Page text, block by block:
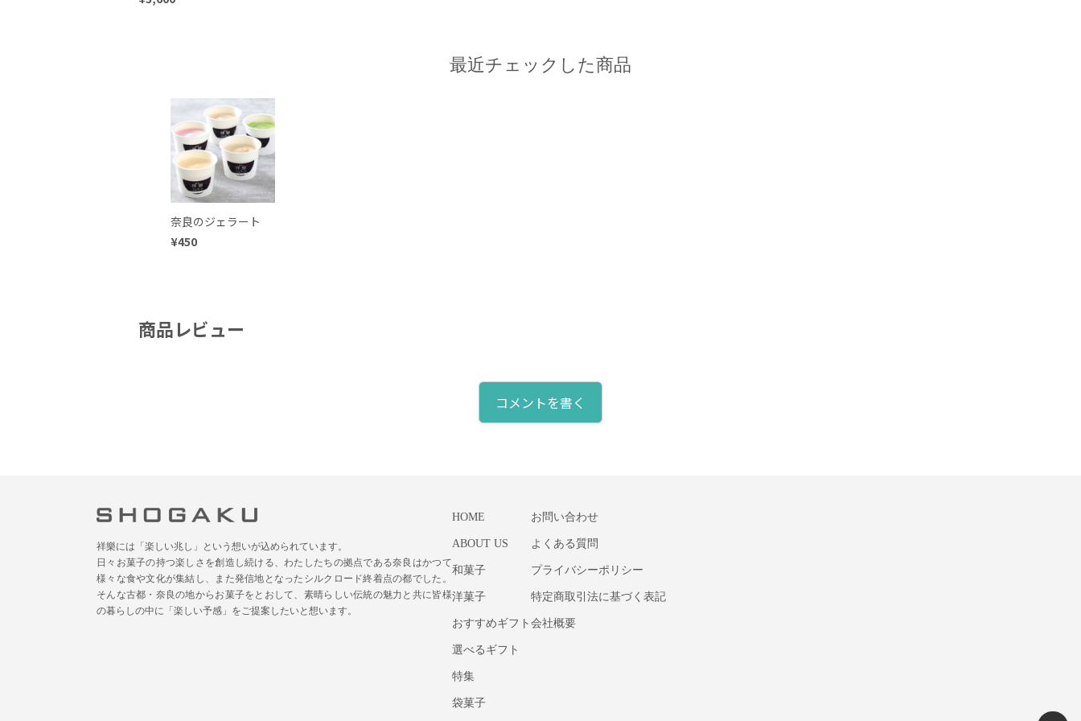
最近チェックした商品
奈良のジェラート
¥450
商品レビュー
コメントを書く
祥樂には「楽しい兆し」という想いが込められています。
日々お菓子の持つ楽しさを創造し続ける、わたしたちの拠点である奈良はかつて
様々な食や文化が集結し、また発信地となったシルクロード終着点の都でした。
そんな古都・奈良の地からお菓子をとおして、素晴らしい伝統の魅力と共に皆様
の暮らしの中に「楽しい予感」をご提案したいと想います。
HOME
ABOUT US
和菓子
洋菓子
おすすめギフト
選べるギフト
特集
袋菓子
お問い合わせ
よくある質問
プライバシーポリシー
特定商取引法に基づく表記
会社概要